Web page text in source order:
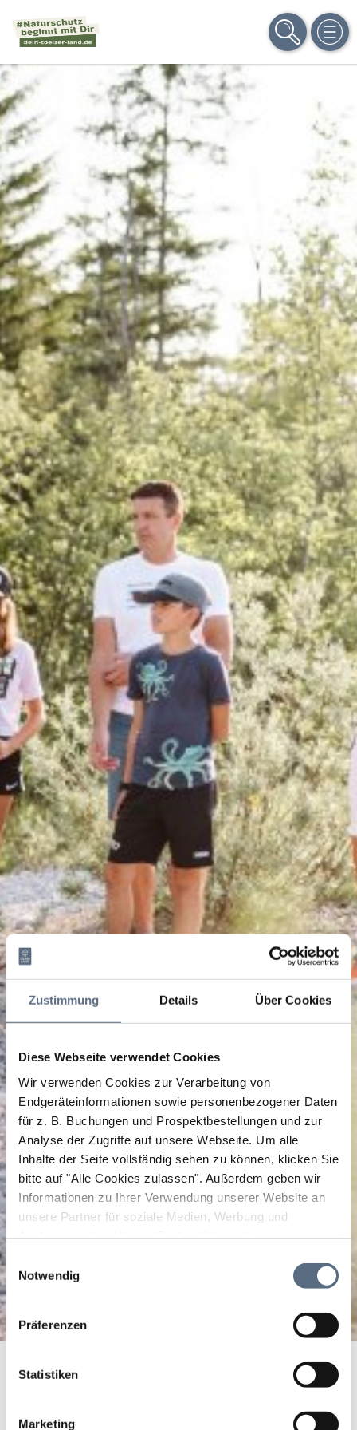
Zustimmung Details Über Cookies
Diese Webseite verwendet Cookies
Wir verwenden Cookies zur Verarbeitung von
Endgeräteinformationen sowie personenbezogener Daten
für z. B. Buchungen und Prospektbestellungen und zur
Analyse der Zugriffe auf unsere Webseite. Um alle
Inhalte der Seite vollständig sehen zu können, klicken Sie
bitte auf "Alle Cookies zulassen". Außerdem geben wir
Informationen zu Ihrer Verwendung unserer Website an
unsere Partner für soziale Medien, Werbung und
zusammen, die Sie ihnen bereitgestellt haben oder die
sie im Rahmen Ihrer Nutzung der Dienste gesammelt
Einwilligungsauswahl
Notwendig
Präferenzen
Statistiken
Marketing
SUCHE MENÜ